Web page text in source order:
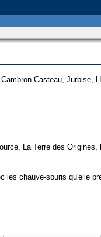
Casteau, Jurbise,
La Terre des Origines,
les chauve-souris qu'elle